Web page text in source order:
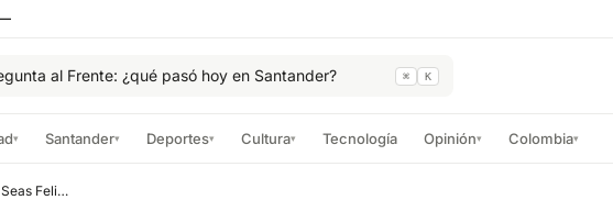
al Frente: ¿qué pasó hoy en Santander? ⌘ K
▾ Santander▾ Deportes▾ Cultura▾ Tecnología Opinión▾ Colombia▾
Ricardo Montaner y Eden Muñoz reinventan “Para Que Seas Feliz” con una poderosa versión regional mexicana